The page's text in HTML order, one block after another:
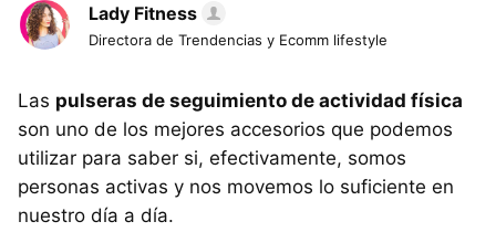
Lady Fitness
Directora de Trendencias y Ecomm lifestyle
Las pulseras de seguimiento de actividad física
son uno de los mejores accesorios que podemos
utilizar para saber si, efectivamente, somos
personas activas y nos movemos lo suficiente en
nuestro día a día.